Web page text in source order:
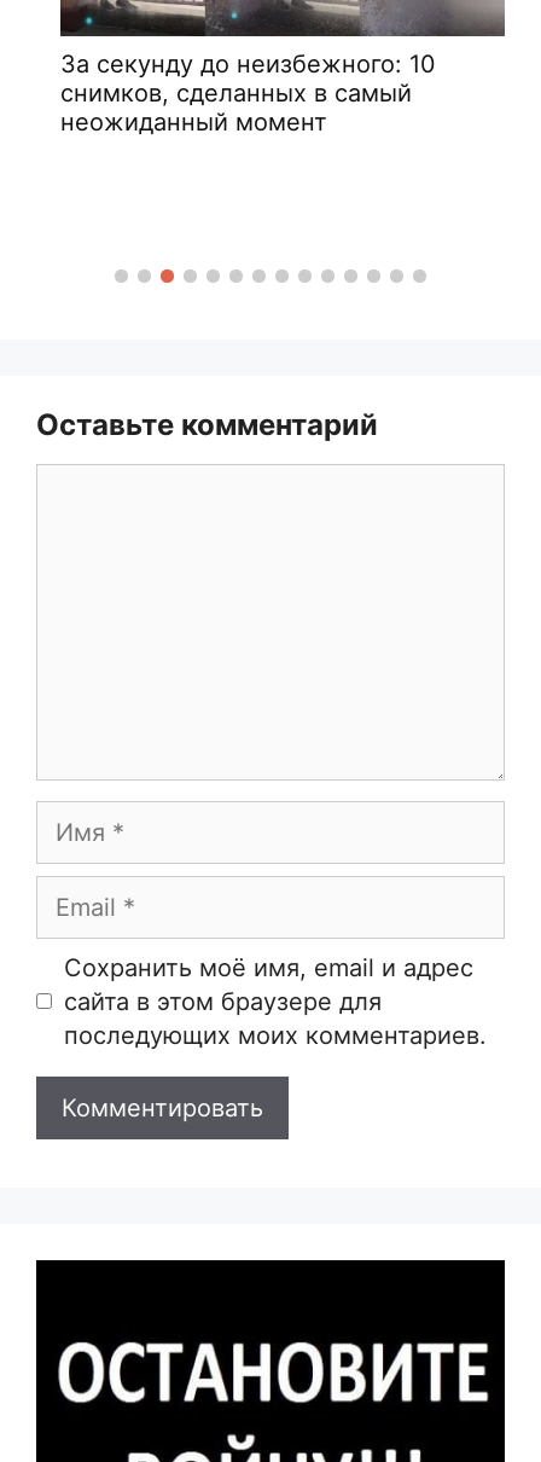
За секунду до неизбежного: 10
снимков, сделанных в самый
неожиданный момент
Оставьте комментарий
Имя
Email
Сайт
Сохранить моё имя, email и адрес
сайта в этом браузере для
последующих моих комментариев.